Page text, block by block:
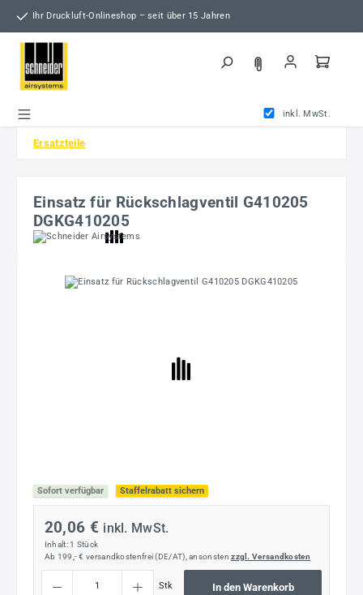
Zum Hauptinhalt springen
Ihr Druckluft-Onlineshop – seit über 15 Jahren
inkl. MwSt.
Ersatzteile
Einsatz für Rückschlagventil G410205
DGKG410205
Bildergalerie überspringen
Sofort verfügbar Staffelrabatt sichern
20,06 € inkl. MwSt.
Inhalt: 1 Stück
Ab 199,- € versandkostenfrei (DE/AT), ansonstenzzgl. Versandkosten
Stk In den Warenkorb